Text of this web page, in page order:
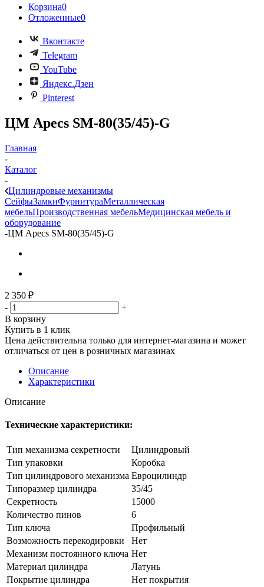
Корзина0
Отложенные0
Вконтакте
Telegram
YouTube
Яндекс.Дзен
Pinterest
ЦМ Apecs SM-80(35/45)-G
Главная
-
Каталог
-
Цилиндровые механизмы
СейфыЗамкиФурнитураМеталлическая
мебельПроизводственная мебельМедицинская мебель и
оборудование
-ЦМ Apecs SM-80(35/45)-G
2 350 ₽
-
+
В корзину
Купить в 1 клик
Цена действительна только для интернет-магазина и может
отличаться от цен в розничных магазинах
Описание
Характеристики
Описание
Технические характеристики:
Тип механизма секретности
Цилиндровый
Тип упаковки
Коробка
Тип цилиндрового механизма Евроцилиндр
Типоразмер цилиндра
35/45
Секретность
15000
Количество пинов
6
Тип ключа
Профильный
Возможность перекодировки
Нет
Механизм постоянного ключа Нет
Материал цилиндра
Латунь
Покрытие цилиндра
Нет покрытия